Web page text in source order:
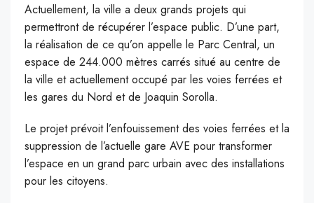
Actuellement, la ville a deux grands projets qui
permettront de récupérer l’espace public. D’une part,
la réalisation de ce qu’on appelle le Parc Central, un
espace de 244.000 mètres carrés situé au centre de
la ville et actuellement occupé par les voies ferrées et
les gares du Nord et de Joaquin Sorolla.
Le projet prévoit l’enfouissement des voies ferrées et la
suppression de l’actuelle gare AVE pour transformer
l’espace en un grand parc urbain avec des installations
pour les citoyens.